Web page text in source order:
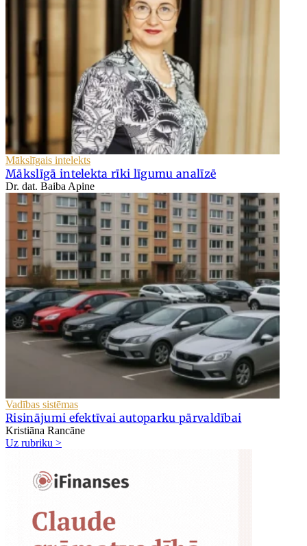
Mākslīgais intelekts
Mākslīgā intelekta rīki līgumu analīzē
Dr. dat. Baiba Apine
Vadības sistēmas
Risinājumi efektīvai autoparku pārvaldībai
Kristiāna Rancāne
Uz rubriku >